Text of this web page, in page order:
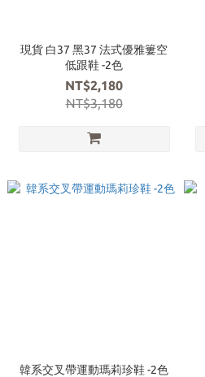
現貨 白37 黑37 法式優雅簍空
低跟鞋 -2色
NT$2,180
NT$3,180
韓系交叉帶運動瑪莉珍鞋 -2色